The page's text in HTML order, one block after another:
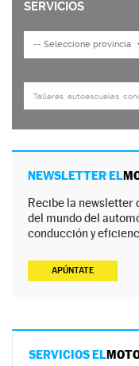
NEWSLETTER EL
Recibe la newsletter
del mundo del
conducción y
APÚNTATE
SERVICIOS EL